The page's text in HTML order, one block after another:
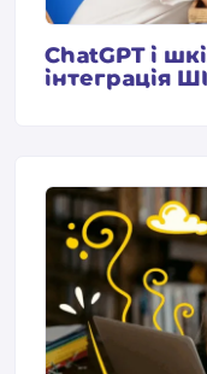
ChatGPT і
інтеграція